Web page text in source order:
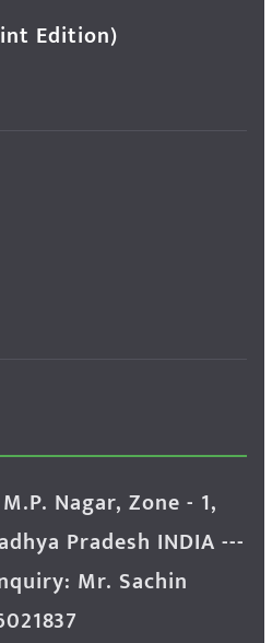
Edition)
Nagar, Zone - 1,
Pradesh INDIA ---
Mr. Sachin